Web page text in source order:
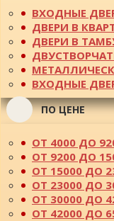
ВХОДНЫЕ
ДВЕРИ В
ДВЕРИ В
ВХОДНЫЕ
ПО ЦЕНЕ
ОТ 4000 ДО
ОТ 9200 ДО
ОТ 15000 ДО
ОТ 23000 ДО
ОТ 30000 ДО
ОТ 42000 ДО